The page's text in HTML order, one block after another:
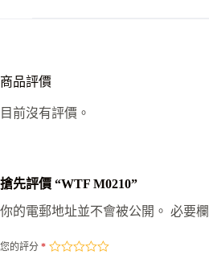
商品評價
目前沒有評價。
搶先評價 “WTF M0210”
你的電郵地址並不會被公開。 必要
您的評分 *